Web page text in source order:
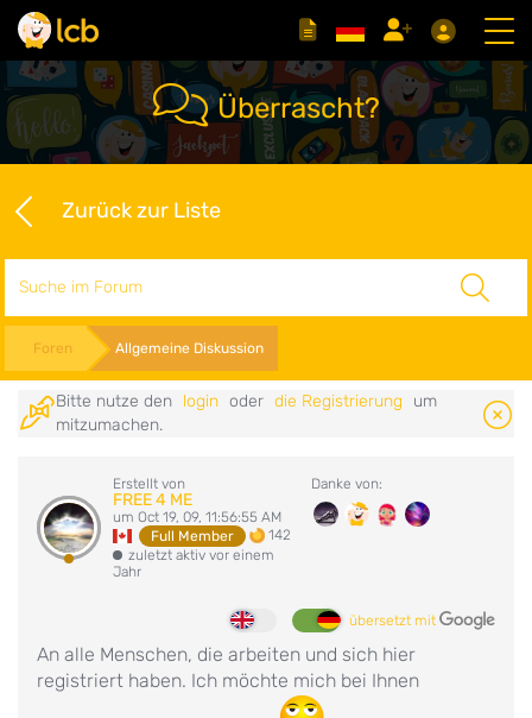
Überrascht?
Zurück zur Liste
Foren Allgemeine Diskussion
Bitte nutze den login oder die Registrierung
um
mitzumachen.
Erstellt von
FREE 4 ME
um Oct 19, 09, 11:56:55 AM
Full Member
142
zuletzt aktiv vor einem
Jahr
Danke von:
übersetzt mit
An alle Menschen, die arbeiten und sich hier
registriert haben. Ich möchte mich bei Ihnen